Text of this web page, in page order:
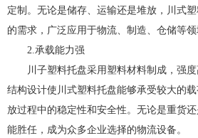
定制。无论是储存、运输还是堆放，川式
的需求，广泛应用于物流、制造、仓储等领
2.承载能力强
川子塑料托盘采用塑料材料制成，强度
结构设计使川式塑料托盘能够承受较大的
放过程中的稳定性和安全性。无论是重货
能胜任，成为众多企业选择的物流设备。